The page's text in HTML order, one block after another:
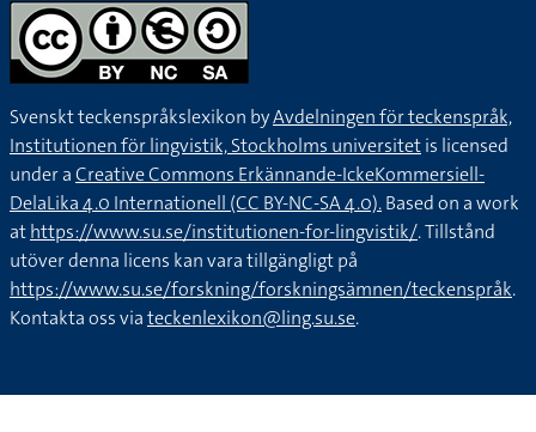
Svenskt teckenspråkslexikon byAvdelningen för teckenspråk,
Institutionen för lingvistik, Stockholms universitetis licensed
under aCreative Commons Erkännande-IckeKommersiell-
DelaLika 4.0 Internationell (CC BY-NC-SA 4.0).Based on a work
athttps://www.su.se/institutionen-for-lingvistik/. Tillstånd
utöver denna licens kan vara tillgängligt på
https://www.su.se/forskning/forskningsämnen/teckenspråk.
Kontakta oss viateckenlexikon@ling.su.se.